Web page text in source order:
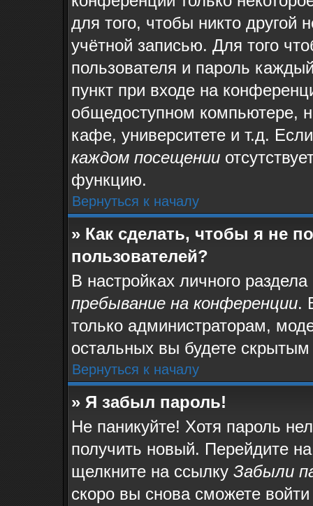
для того, чтобы никто другой
учётной записью. Для того
пользователя и пароль
пункт при входе на
общедоступном компьютере,
кафе, университете и т.д.
каждом посещении
функцию.
Вернуться к началу
» Как сделать, чтобы я не
пользователей?
В настройках личного
пребывание на конференции.
только администраторам,
остальных вы будете
Вернуться к началу
» Я забыл пароль!
Не паникуйте! Хотя пароль
получить новый. Перейдите
щелкните на ссылку Забыли
скоро вы снова сможете